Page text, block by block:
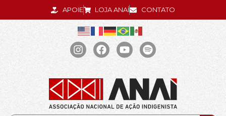
APOIE LOJA ANAÍ CONTATO